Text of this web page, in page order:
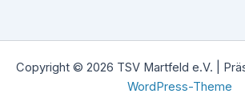
Copyright © 2026 TSV Martfeld e.V. |
WordPress-Theme